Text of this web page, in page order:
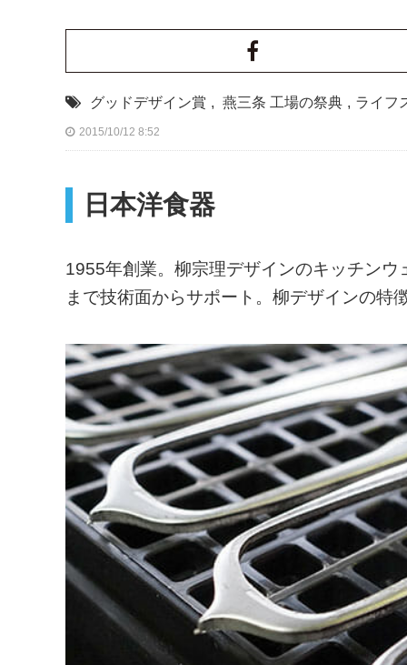
グッドデザイン賞 , 燕三条 工場の祭典 , ライフ
2015/10/12 8:52
日本洋食器
1955年創業。柳宗理デザインのキッチン
まで技術面からサポート。柳デザインの特